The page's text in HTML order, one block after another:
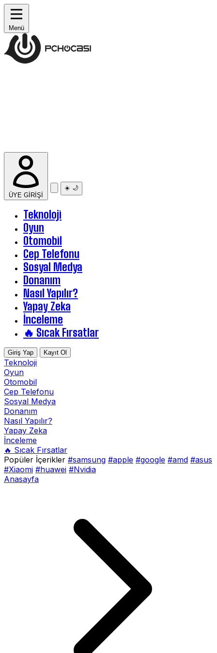
Menü
ÜYE GİRİŞİ
☀️ 🌙
Teknoloji
Oyun
Otomobil
Cep Telefonu
Sosyal Medya
Donanım
Nasıl Yapılır?
Yapay Zeka
İnceleme
🔥 Sıcak Fırsatlar
Giriş Yap Kayıt Ol
Teknoloji
Oyun
Otomobil
Cep Telefonu
Sosyal Medya
Donanım
Nasıl Yapılır?
Yapay Zeka
İnceleme
🔥 Sıcak Fırsatlar
Popüler İçerikler #samsung #apple #google #amd #asus
#Xiaomi #huawei #Nvidia
Anasayfa